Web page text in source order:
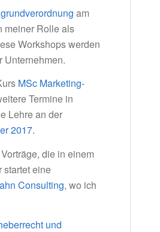
am
meiner Rolle als
Workshops werden
Unternehmen.
MSc Marketing-
Termine in
Lehre an der
2017.
die in einem
startet eine
Consulting, wo ich
und